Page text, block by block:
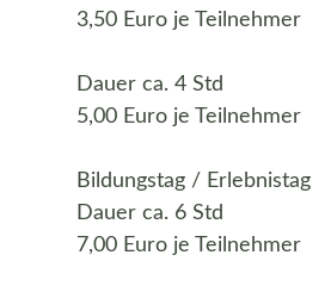
3,50 Euro je Teilnehmer
Dauer ca. 4 Std
5,00 Euro je Teilnehmer
Bildungstag / Erlebnistag
Dauer ca. 6 Std
7,00 Euro je Teilnehmer